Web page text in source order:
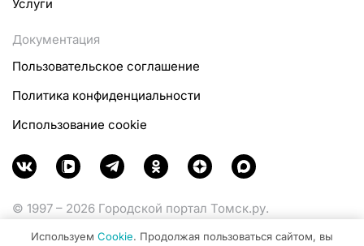
Услуги
Документация
Пользовательское соглашение
Политика конфиденциальности
Использование cookie
© 1997 – 2026 Городской портал Томск.ру.
Министерства цифрового развития, связи и массовых
Используем Cookie. Продолжая пользоваться сайтом, вы